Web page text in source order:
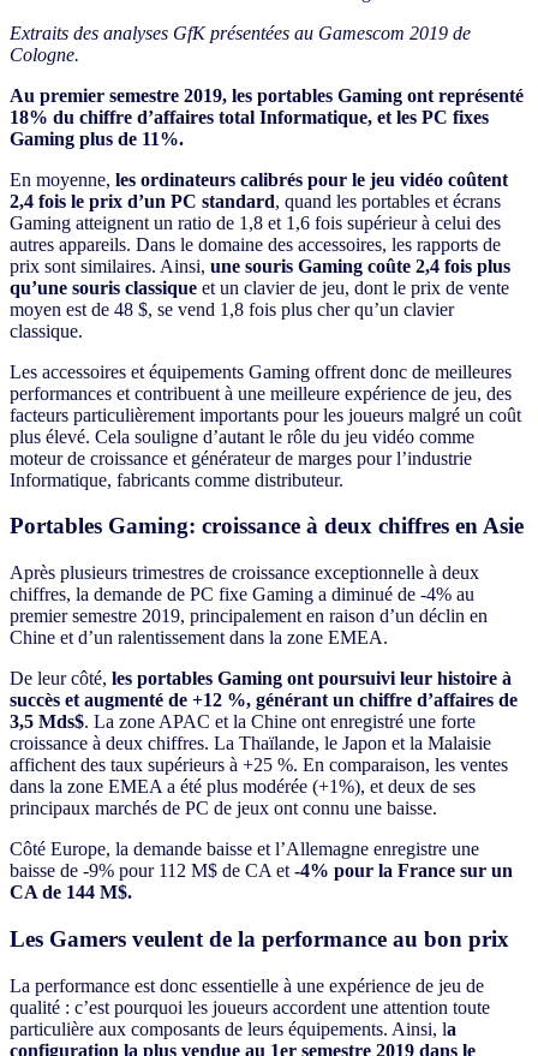
Extraits des analyses GfK présentées au Gamescom 2019 de
Cologne.
Au premier semestre 2019, les portables Gaming ont représenté
18% du chiffre d’affaires total Informatique, et les PC fixes
Gaming plus de 11%.
En moyenne, les ordinateurs calibrés pour le jeu vidéo coûtent
2,4 fois le prix d’un PC standard, quand les portables et écrans
Gaming atteignent un ratio de 1,8 et 1,6 fois supérieur à celui des
autres appareils. Dans le domaine des accessoires, les rapports de
prix sont similaires. Ainsi, une souris Gaming coûte 2,4 fois plus
qu’une souris classique et un clavier de jeu, dont le prix de vente
moyen est de 48 $, se vend 1,8 fois plus cher qu’un clavier
classique.
Les accessoires et équipements Gaming offrent donc de meilleures
performances et contribuent à une meilleure expérience de jeu, des
facteurs particulièrement importants pour les joueurs malgré un coût
plus élevé. Cela souligne d’autant le rôle du jeu vidéo comme
moteur de croissance et générateur de marges pour l’industrie
Informatique, fabricants comme distributeur.
Portables Gaming: croissance à deux chiffres en Asie
Après plusieurs trimestres de croissance exceptionnelle à deux
chiffres, la demande de PC fixe Gaming a diminué de -4% au
premier semestre 2019, principalement en raison d’un déclin en
Chine et d’un ralentissement dans la zone EMEA.
De leur côté, les portables Gaming ont poursuivi leur histoire à
succès et augmenté de +12 %, générant un chiffre d’affaires de
3,5 Mds$. La zone APAC et la Chine ont enregistré une forte
croissance à deux chiffres. La Thaïlande, le Japon et la Malaisie
affichent des taux supérieurs à +25 %. En comparaison, les ventes
dans la zone EMEA a été plus modérée (+1%), et deux de ses
principaux marchés de PC de jeux ont connu une baisse.
Côté Europe, la demande baisse et l’Allemagne enregistre une
baisse de -9% pour 112 M$ de CA et -4% pour la France sur un
CA de 144 M$.
Les Gamers veulent de la performance au bon prix
La performance est donc essentielle à une expérience de jeu de
qualité : c’est pourquoi les joueurs accordent une attention toute
particulière aux composants de leurs équipements. Ainsi, la
configuration la plus vendue au 1er semestre 2019 dans le